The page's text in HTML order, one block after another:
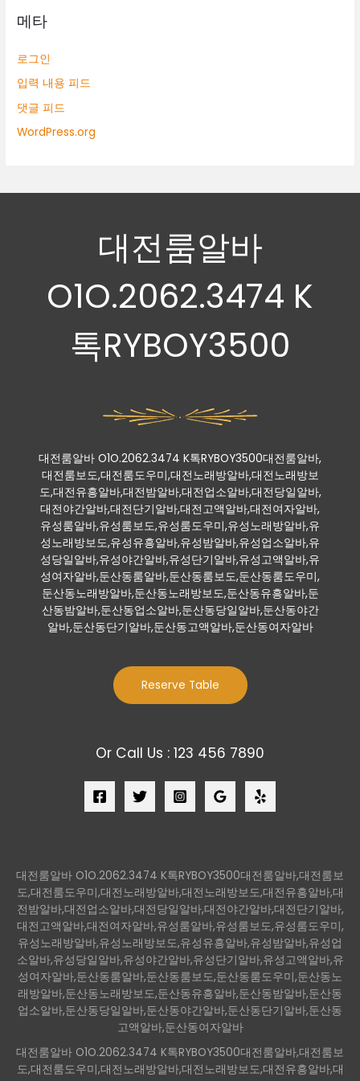
메타
로그인
입력 내용 피드
댓글 피드
WordPress.org
대전룸알바
O1O.2062.3474 K
톡RYBOY3500
대전룸알바 O1O.2062.3474 K톡RYBOY3500대전룸알바,
대전룸보도,대전룸도우미,대전노래방알바,대전노래방보
도,대전유흥알바,대전밤알바,대전업소알바,대전당일알바,
대전야간알바,대전단기알바,대전고액알바,대전여자알바,
유성룸알바,유성룸보도,유성룸도우미,유성노래방알바,유
성노래방보도,유성유흥알바,유성밤알바,유성업소알바,유
성당일알바,유성야간알바,유성단기알바,유성고액알바,유
성여자알바,둔산동룸알바,둔산동룸보도,둔산동룸도우미,
둔산동노래방알바,둔산동노래방보도,둔산동유흥알바,둔
산동밤알바,둔산동업소알바,둔산동당일알바,둔산동야간
알바,둔산동단기알바,둔산동고액알바,둔산동여자알바
Reserve Table
Or Call Us : 123 456 7890
대전룸알바 O1O.2062.3474 K톡RYBOY3500대전룸알바,대전룸보
도,대전룸도우미,대전노래방알바,대전노래방보도,대전유흥알바,대
전밤알바,대전업소알바,대전당일알바,대전야간알바,대전단기알바,
대전고액알바,대전여자알바,유성룸알바,유성룸보도,유성룸도우미,
유성노래방알바,유성노래방보도,유성유흥알바,유성밤알바,유성업
소알바,유성당일알바,유성야간알바,유성단기알바,유성고액알바,유
성여자알바,둔산동룸알바,둔산동룸보도,둔산동룸도우미,둔산동노
래방알바,둔산동노래방보도,둔산동유흥알바,둔산동밤알바,둔산동
업소알바,둔산동당일알바,둔산동야간알바,둔산동단기알바,둔산동
고액알바,둔산동여자알바
대전룸알바 O1O.2062.3474 K톡RYBOY3500대전룸알바,대전룸보
도,대전룸도우미,대전노래방알바,대전노래방보도,대전유흥알바,대